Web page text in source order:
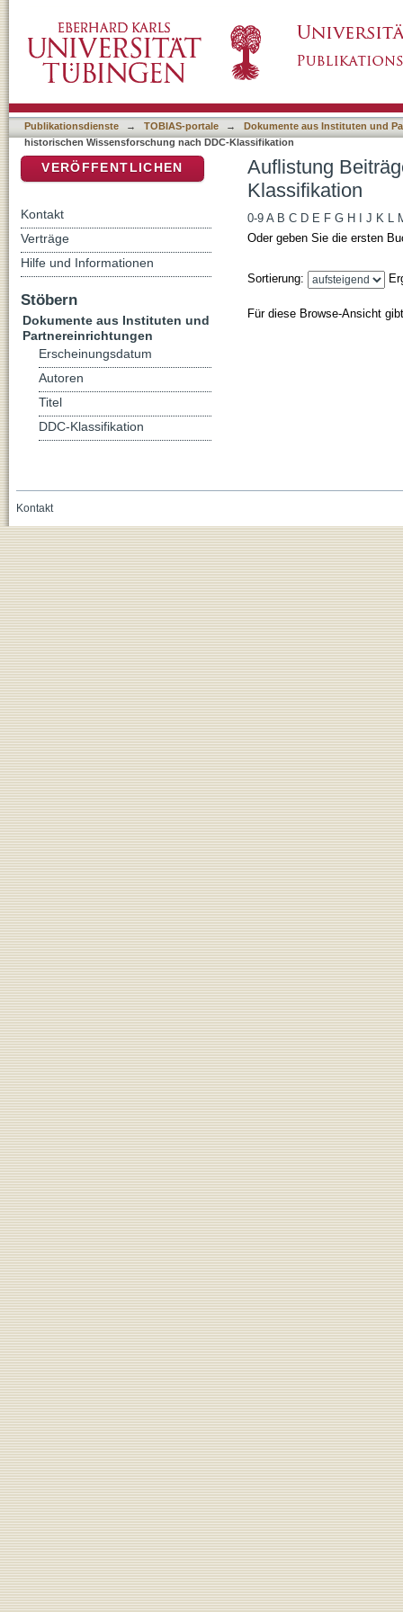
Publikationsdienste → TOBIAS-portale →
Dokumente aus Instituten und
historischen Wissensforschung nach DDC-Klassifikation
Auflistung
Klassifikation
0-9 A B C D E F G H J K L
Oder geben Sie die ersten
Sortierung:
Für diese Browse-Ansicht
VERÖFFENTLICHEN
Kontakt
Verträge
Hilfe und Informationen
Stöbern
Dokumente aus Instituten und
Partnereinrichtungen
Erscheinungsdatum
Autoren
Titel
DDC-Klassifikation
Kontakt